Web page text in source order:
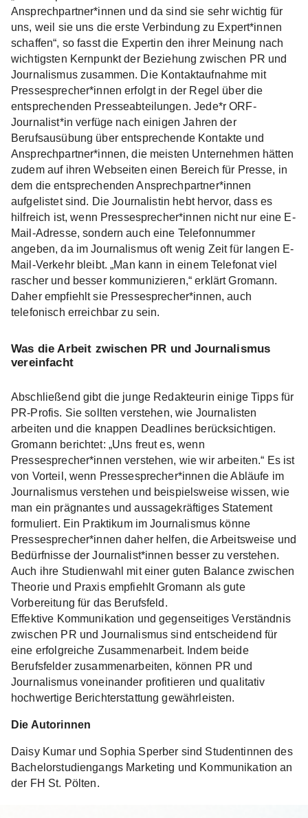
Ansprechpartner*innen und da sind sie sehr wichtig für
uns, weil sie uns die erste Verbindung zu Expert*innen
schaffen“, so fasst die Expertin den ihrer Meinung nach
wichtigsten Kernpunkt der Beziehung zwischen PR und
Journalismus zusammen. Die Kontaktaufnahme mit
Pressesprecher*innen erfolgt in der Regel über die
entsprechenden Presseabteilungen. Jede*r ORF-
Journalist*in verfüge nach einigen Jahren der
Berufsausübung über entsprechende Kontakte und
Ansprechpartner*innen, die meisten Unternehmen hätten
zudem auf ihren Webseiten einen Bereich für Presse, in
dem die entsprechenden Ansprechpartner*innen
aufgelistet sind. Die Journalistin hebt hervor, dass es
hilfreich ist, wenn Pressesprecher*innen nicht nur eine E-
Mail-Adresse, sondern auch eine Telefonnummer
angeben, da im Journalismus oft wenig Zeit für langen E-
Mail-Verkehr bleibt. „Man kann in einem Telefonat viel
rascher und besser kommunizieren,“ erklärt Gromann.
Daher empfiehlt sie Pressesprecher*innen, auch
telefonisch erreichbar zu sein.
Was die Arbeit zwischen PR und Journalismus
vereinfacht
Abschließend gibt die junge Redakteurin einige Tipps für
PR-Profis. Sie sollten verstehen, wie Journalisten
arbeiten und die knappen Deadlines berücksichtigen.
Gromann berichtet: „Uns freut es, wenn
Pressesprecher*innen verstehen, wie wir arbeiten.“ Es ist
von Vorteil, wenn Pressesprecher*innen die Abläufe im
Journalismus verstehen und beispielsweise wissen, wie
man ein prägnantes und aussagekräftiges Statement
formuliert. Ein Praktikum im Journalismus könne
Pressesprecher*innen daher helfen, die Arbeitsweise und
Bedürfnisse der Journalist*innen besser zu verstehen.
Auch ihre Studienwahl mit einer guten Balance zwischen
Theorie und Praxis empfiehlt Gromann als gute
Vorbereitung für das Berufsfeld.
Effektive Kommunikation und gegenseitiges Verständnis
zwischen PR und Journalismus sind entscheidend für
eine erfolgreiche Zusammenarbeit. Indem beide
Berufsfelder zusammenarbeiten, können PR und
Journalismus voneinander profitieren und qualitativ
hochwertige Berichterstattung gewährleisten.
Die Autorinnen
Daisy Kumar und Sophia Sperber sind Studentinnen des
Bachelorstudiengangs Marketing und Kommunikation an
der FH St. Pölten.